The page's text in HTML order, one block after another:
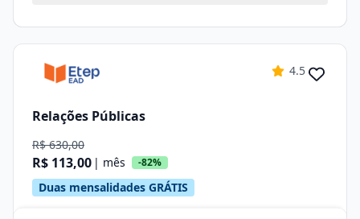
4.5
Relações Públicas
R$ 630,00
R$ 113,00 | mês -82%
Duas mensalidades GRÁTIS